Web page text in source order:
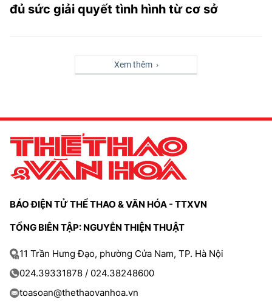
đủ sức giải quyết tình hình từ cơ sở
Xem thêm ›
BÁO ĐIỆN TỬ THỂ THAO & VĂN HÓA - TTXVN
TỔNG BIÊN TẬP: NGUYỄN THIỆN THUẬT
11 Trần Hưng Đạo, phường Cửa Nam, TP. Hà Nội
024.39331878 / 024.38248600
toasoan@thethaovanhoa.vn